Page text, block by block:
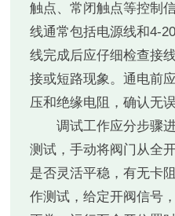
触点、常闭触点等控制
线通常包括电源线和4-
线完成后应仔细检查接
接或短路现象。通电前
压和绝缘电阻，确认无
调试工作应分步骤
测试，手动将阀门从全
是否灵活平稳，有无卡
作测试，给定开阀信号